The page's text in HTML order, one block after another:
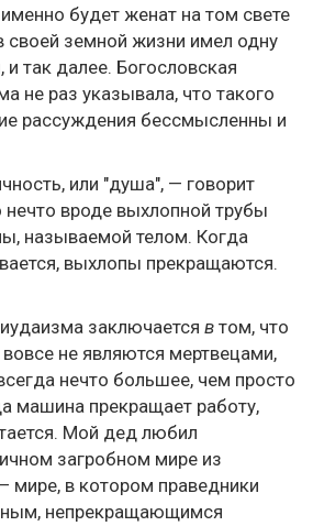
будет женат на том свете
своей земной жизни имел одну
и так далее. Богословская
не раз указывала, что такого
рассуждения бессмысленны и
или "душа", — говорит
нечто вроде выхлопной трубы
называемой телом. Когда
выхлопы прекращаются.
заключается в том, что
не являются мертвецами,
нечто большее, чем просто
машина прекращает работу,
Мой дед любил
загробном мире из
мире, в котором праведники
непрекращающимся